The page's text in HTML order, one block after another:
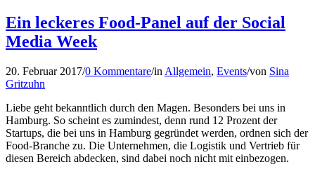
Ein leckeres Food-Panel auf der Social
Media Week
20. Februar 2017/0 Kommentare/in Allgemein, Events/von Sina
Gritzuhn
Liebe geht bekanntlich durch den Magen. Besonders bei uns in
Hamburg. So scheint es zumindest, denn rund 12 Prozent der
Startups, die bei uns in Hamburg gegründet werden, ordnen sich der
Food-Branche zu. Die Unternehmen, die Logistik und Vertrieb für
diesen Bereich abdecken, sind dabei noch nicht mit einbezogen.